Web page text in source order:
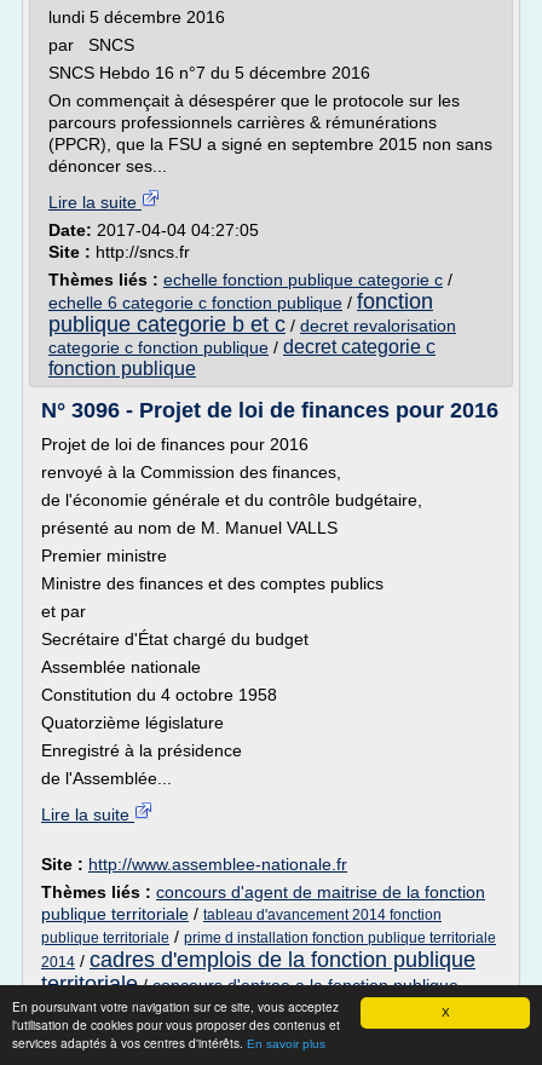
X
En poursuivant votre navigation sur ce site, vous acceptez
l'utilisation de cookies pour vous proposer des contenus et
services adaptés à vos centres d'intérêts. En savoir plus
lundi 5 décembre 2016
par SNCS
SNCS Hebdo 16 n°7 du 5 décembre 2016
On commençait à désespérer que le protocole sur les
parcours professionnels carrières & rémunérations
(PPCR), que la FSU a signé en septembre 2015 non sans
dénoncer ses...
Lire la suite
Date: 2017-04-04 04:27:05
Site : http://sncs.fr
Thèmes liés : echelle fonction publique categorie c /
echelle 6 categorie c fonction publique / fonction
publique categorie b et c / decret revalorisation
categorie c fonction publique / decret categorie c
fonction publique
N° 3096 - Projet de loi de finances pour 2016
Projet de loi de finances pour 2016
renvoyé à la Commission des finances,
de l'économie générale et du contrôle budgétaire,
présenté au nom de M. Manuel VALLS
Premier ministre
Ministre des finances et des comptes publics
et par
Secrétaire d'État chargé du budget
Assemblée nationale
Constitution du 4 octobre 1958
Quatorzième législature
Enregistré à la présidence
de l'Assemblée...
Lire la suite
Site : http://www.assemblee-nationale.fr
Thèmes liés : concours d'agent de maitrise de la fonction
publique territoriale / tableau d'avancement 2014 fonction
publique territoriale / prime d installation fonction publique territoriale
2014 / cadres d'emplois de la fonction publique
territoriale/concours d'entree a la fonction publique
2015
Centre national de la recherche